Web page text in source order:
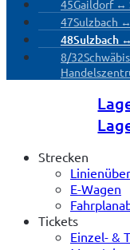
45Gaildorf ↔
47Sulzbach
48Sulzbach
8/32
Strecken
E-Wagen
Tickets
Einzel- &